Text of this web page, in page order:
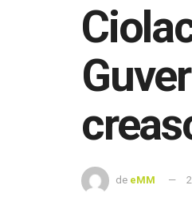
de eMM